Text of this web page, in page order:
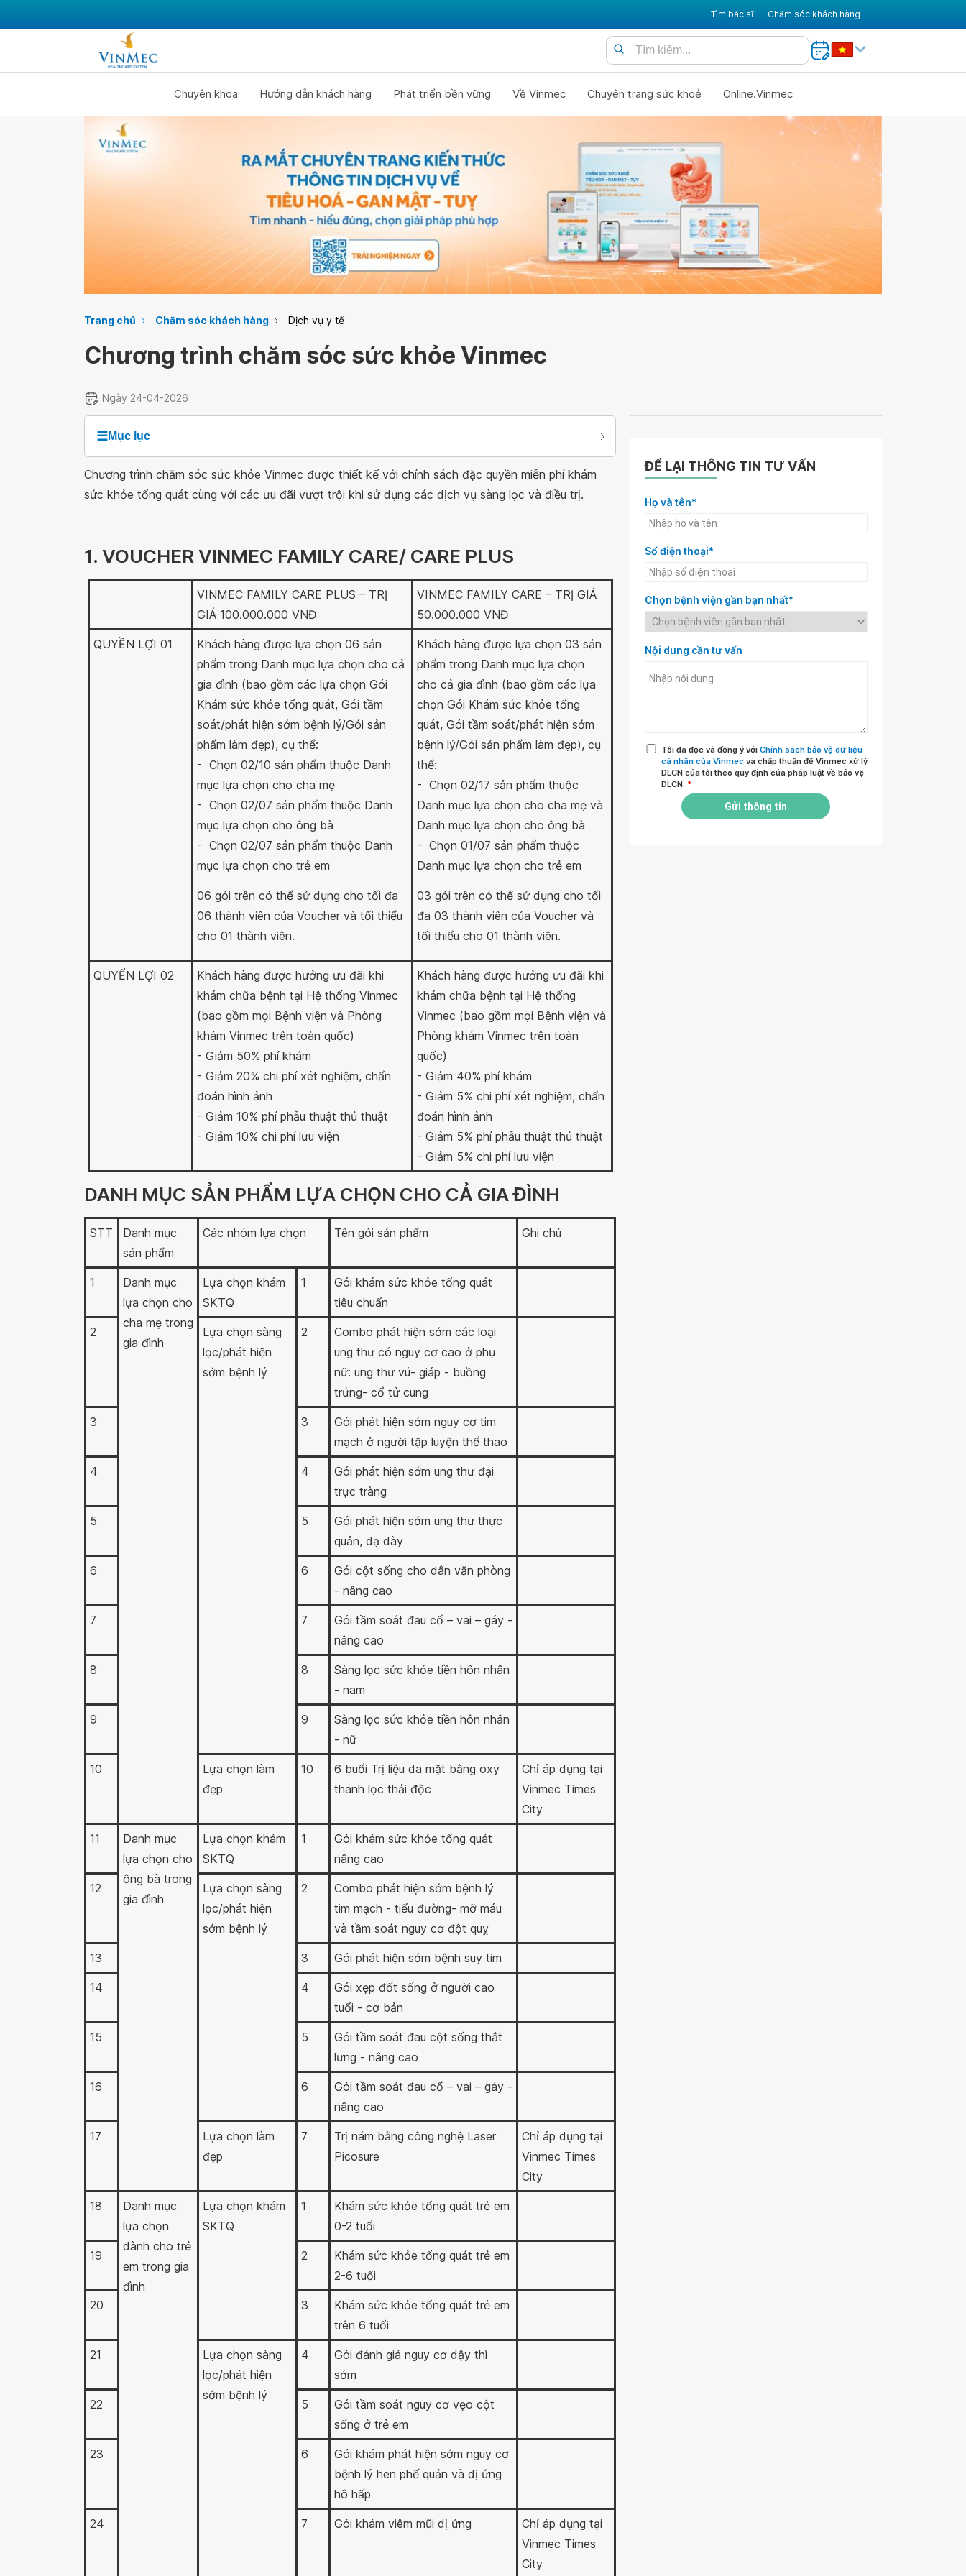
Tìm bác sĩ Chăm sóc khách hàng
Chuyên khoa Hướng dẫn khách hàng Phát triển bền vững Về Vinmec Chuyên trang sức khoẻ Online.Vinmec
Trang chủ Chăm sóc khách hàng Dịch vụ y tế
Chương trình chăm sóc sức khỏe Vinmec
Ngày 24-04-2026
☰Mục lục
Chương trình chăm sóc sức khỏe Vinmec được thiết kế với chính sách đặc quyền miễn phí khám
sức khỏe tổng quát cùng với các ưu đãi vượt trội khi sử dụng các dịch vụ sàng lọc và điều trị.
1. VOUCHER VINMEC FAMILY CARE/ CARE PLUS
VINMEC FAMILY CARE PLUS – TRỊ
GIÁ 100.000.000 VNĐ
VINMEC FAMILY CARE – TRỊ GIÁ
50.000.000 VNĐ
QUYỀN LỢI 01
Khách hàng được lựa chọn 06 sản
phẩm trong Danh mục lựa chọn cho cả
gia đình (bao gồm các lựa chọn Gói
Khám sức khỏe tổng quát, Gói tầm
soát/phát hiện sớm bệnh lý/Gói sản
phẩm làm đẹp), cụ thể:
- Chọn 02/10 sản phẩm thuộc Danh
mục lựa chọn cho cha mẹ
- Chọn 02/07 sản phẩm thuộc Danh
mục lựa chọn cho ông bà
- Chọn 02/07 sản phẩm thuộc Danh
mục lựa chọn cho trẻ em
06 gói trên có thể sử dụng cho tối đa
06 thành viên của Voucher và tối thiểu
cho 01 thành viên.
Khách hàng được lựa chọn 03 sản
phẩm trong Danh mục lựa chọn
cho cả gia đình (bao gồm các lựa
chọn Gói Khám sức khỏe tổng
quát, Gói tầm soát/phát hiện sớm
bệnh lý/Gói sản phẩm làm đẹp), cụ
thể:
- Chọn 02/17 sản phẩm thuộc
Danh mục lựa chọn cho cha mẹ và
Danh mục lựa chọn cho ông bà
- Chọn 01/07 sản phẩm thuộc
Danh mục lựa chọn cho trẻ em
03 gói trên có thể sử dụng cho tối
đa 03 thành viên của Voucher và
tối thiểu cho 01 thành viên.
QUYỂN LỢI 02
Khách hàng được hưởng ưu đãi khi
khám chữa bệnh tại Hệ thống Vinmec
(bao gồm mọi Bệnh viện và Phòng
khám Vinmec trên toàn quốc)
- Giảm 50% phí khám
- Giảm 20% chi phí xét nghiệm, chẩn
đoán hình ảnh
- Giảm 10% phí phẫu thuật thủ thuật
- Giảm 10% chi phí lưu viện
Khách hàng được hưởng ưu đãi khi
khám chữa bệnh tại Hệ thống
Vinmec (bao gồm mọi Bệnh viện và
Phòng khám Vinmec trên toàn
quốc)
- Giảm 40% phí khám
- Giảm 5% chi phí xét nghiệm, chẩn
đoán hình ảnh
- Giảm 5% phí phẫu thuật thủ thuật
- Giảm 5% chi phí lưu viện
DANH MỤC SẢN PHẨM LỰA CHỌN CHO CẢ GIA ĐÌNH
STT
Danh mục
sản phẩm
Các nhóm lựa chọn Tên gói sản phẩm Ghi chú
1
Danh mục
lựa chọn cho
cha mẹ trong
gia đình
Lựa chọn khám
SKTQ
1
Gói khám sức khỏe tổng quát
tiêu chuẩn
2
Lựa chọn sàng
lọc/phát hiện
sớm bệnh lý
2
Combo phát hiện sớm các loại
ung thư có nguy cơ cao ở phụ
nữ: ung thư vú- giáp - buồng
trứng- cổ tử cung
3 3
Gói phát hiện sớm nguy cơ tim
mạch ở người tập luyện thể thao
4 4
Gói phát hiện sớm ung thư đại
trực tràng
5 5
Gói phát hiện sớm ung thư thực
quản, dạ dày
6 6
Gói cột sống cho dân văn phòng
- nâng cao
7 7
Gói tầm soát đau cổ – vai – gáy -
nâng cao
8 8
Sàng lọc sức khỏe tiền hôn nhân
- nam
9 9
Sàng lọc sức khỏe tiền hôn nhân
- nữ
10
Lựa chọn làm
đẹp
10
6 buổi Trị liệu da mặt bằng oxy
thanh lọc thải độc
Chỉ áp dụng tại
Vinmec Times
City
11
Danh mục
lựa chọn cho
ông bà trong
gia đình
Lựa chọn khám
SKTQ
1
Gói khám sức khỏe tổng quát
nâng cao
12
Lựa chọn sàng
lọc/phát hiện
sớm bệnh lý
2
Combo phát hiện sớm bệnh lý
tim mạch - tiểu đường- mỡ máu
và tầm soát nguy cơ đột quỵ
13 3 Gói phát hiện sớm bệnh suy tim
14 4
Gói xẹp đốt sống ở người cao
tuổi - cơ bản
15 5
Gói tầm soát đau cột sống thắt
lưng - nâng cao
16 6
Gói tầm soát đau cổ – vai – gáy -
nâng cao
17
Lựa chọn làm
đẹp
7
Trị nám bằng công nghệ Laser
Picosure
Chỉ áp dụng tại
Vinmec Times
City
18
Danh mục
lựa chọn
dành cho trẻ
em trong gia
đình
Lựa chọn khám
SKTQ
1
Khám sức khỏe tổng quát trẻ em
0-2 tuổi
19 2
Khám sức khỏe tổng quát trẻ em
2-6 tuổi
20 3
Khám sức khỏe tổng quát trẻ em
trên 6 tuổi
21
Lựa chọn sàng
lọc/phát hiện
sớm bệnh lý
4
Gói đánh giá nguy cơ dậy thì
sớm
22 5
Gói tầm soát nguy cơ vẹo cột
sống ở trẻ em
23 6
Gói khám phát hiện sớm nguy cơ
bệnh lý hen phế quản và dị ứng
hô hấp
24 7 Gói khám viêm mũi dị ứng
Chỉ áp dụng tại
Vinmec Times
City
ĐỂ LẠI THÔNG TIN TƯ VẤN
Họ và tên*
Số điện thoại*
Chọn bệnh viện gần bạn nhất*
Nội dung cần tư vấn
Tôi đã đọc và đồng ý với Chính sách bảo vệ dữ liệu
cá nhân của Vinmec và chấp thuận để Vinmec xử lý
DLCN của tôi theo quy định của pháp luật về bảo vệ
DLCN. *
Gửi thông tin